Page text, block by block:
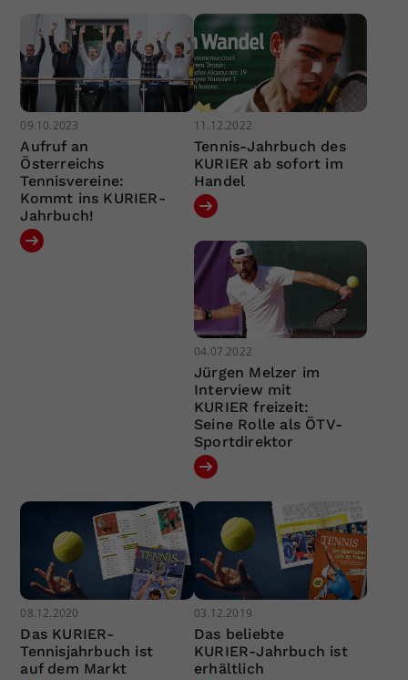
09.10.2023
Aufruf an
Österreichs
Tennisvereine:
Kommt ins KURIER-
Jahrbuch!
11.12.2022
Tennis-Jahrbuch des
KURIER ab sofort im
Handel
04.07.2022
Jürgen Melzer im
Interview mit
KURIER freizeit:
Seine Rolle als ÖTV-
Sportdirektor
08.12.2020
Das KURIER-
Tennisjahrbuch ist
auf dem Markt
03.12.2019
Das beliebte
KURIER-Jahrbuch ist
erhältlich